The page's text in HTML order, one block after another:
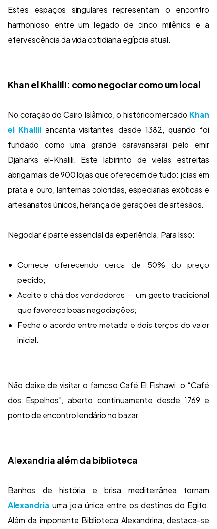
Estes espaços singulares representam o encontro
harmonioso entre um legado de cinco milênios e a
efervescência da vida cotidiana egípcia atual.
Khan el Khalili: como negociar como um local
No coração do Cairo Islâmico, o histórico mercado Khan
el Khalili encanta visitantes desde 1382, quando foi
fundado como uma grande caravanserai pelo emir
Djaharks el-Khalili. Este labirinto de vielas estreitas
abriga mais de 900 lojas que oferecem de tudo: joias em
prata e ouro, lanternas coloridas, especiarias exóticas e
artesanatos únicos, herança de gerações de artesãos.
Negociar é parte essencial da experiência. Para isso:
Comece oferecendo cerca de 50% do preço
pedido;
Aceite o chá dos vendedores — um gesto tradicional
que favorece boas negociações;
Feche o acordo entre metade e dois terços do valor
inicial.
Não deixe de visitar o famoso Café El Fishawi, o “Café
dos Espelhos”, aberto continuamente desde 1769 e
ponto de encontro lendário no bazar.
Alexandria além da biblioteca
Banhos de história e brisa mediterrânea tornam
Alexandria uma joia única entre os destinos do Egito.
Além da imponente Biblioteca Alexandrina, destaca-se